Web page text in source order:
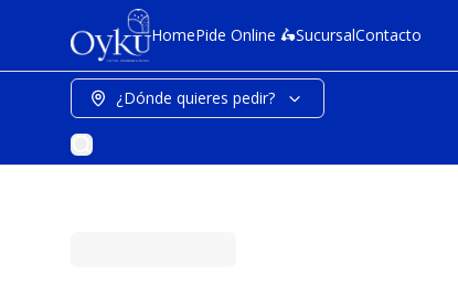
HomePide Online 🛵SucursalContacto
¿Dónde quieres pedir?